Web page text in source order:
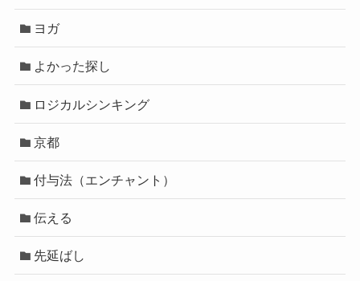
ヨガ
よかった探し
ロジカルシンキング
京都
付与法（エンチャント）
伝える
先延ばし